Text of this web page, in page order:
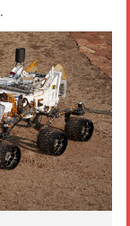
.